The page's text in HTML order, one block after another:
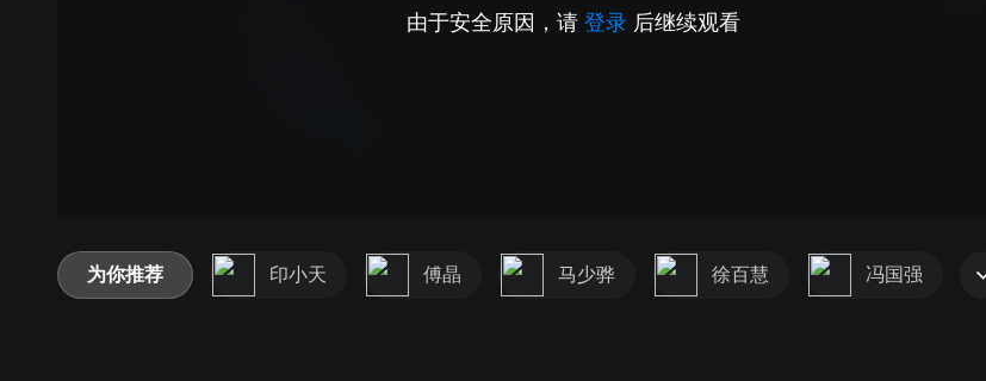
由于安全原因，请 登录 后继续观看
为你推荐 印小天 傅晶 马少骅 徐百慧 冯国强